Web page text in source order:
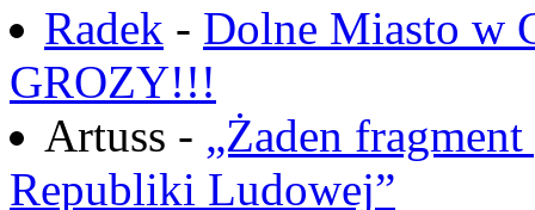
Radek - Dolne Miasto w
GROZY!!!
Artuss - „Żaden
Republiki Ludowej”